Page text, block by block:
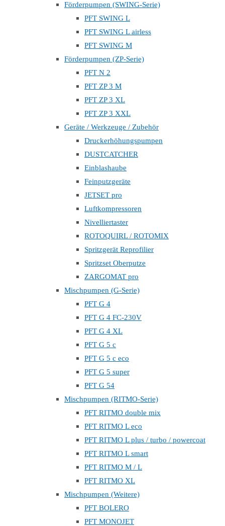
Förderpumpen (SWING-Serie)
PFT SWING L
PFT SWING L airless
PFT SWING M
Förderpumpen (ZP-Serie)
PFT N 2
PFT ZP 3 M
PFT ZP 3 XL
PFT ZP 3 XXL
Geräte / Werkzeuge / Zubehör
Druckerhöhungspumpen
DUSTCATCHER
Einblashaube
Feinputzgeräte
JETSET pro
Luftkompressoren
Nivelliertaster
ROTOQUIRL / ROTOMIX
Spritzgerät Reprofilier
Spritzset Oberputze
ZARGOMAT pro
Mischpumpen (G-Serie)
PFT G 4
PFT G 4 FC-230V
PFT G 4 XL
PFT G 5 c
PFT G 5 c eco
PFT G 5 super
PFT G 54
Mischpumpen (RITMO-Serie)
PFT RITMO double mix
PFT RITMO L eco
PFT RITMO L plus / turbo / powercoat
PFT RITMO L smart
PFT RITMO M / L
PFT RITMO XL
Mischpumpen (Weitere)
PFT BOLERO
PFT MONOJET